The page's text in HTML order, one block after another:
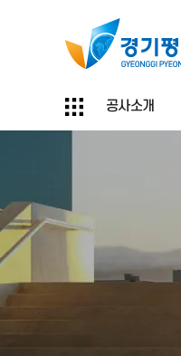
공사소개